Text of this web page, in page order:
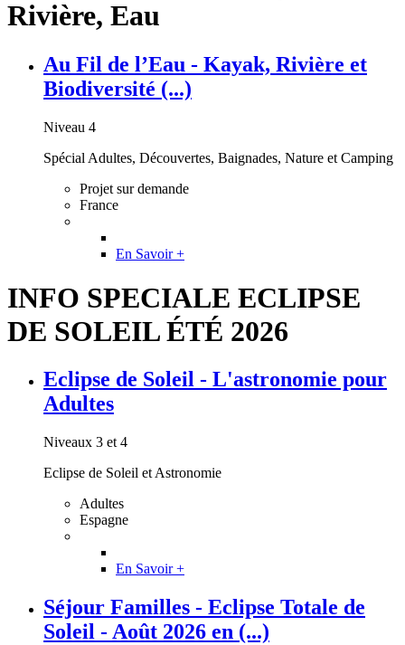
Rivière, Eau
Au Fil de l’Eau - Kayak, Rivière et
Biodiversité (...)
Niveau 4
Spécial Adultes, Découvertes, Baignades, Nature et Camping
Projet sur demande
France
En Savoir +
INFO SPECIALE ECLIPSE
DE SOLEIL ÉTÉ 2026
Eclipse de Soleil - L'astronomie pour
Adultes
Niveaux 3 et 4
Eclipse de Soleil et Astronomie
Adultes
Espagne
En Savoir +
Séjour Familles - Eclipse Totale de
Soleil - Août 2026 en (...)